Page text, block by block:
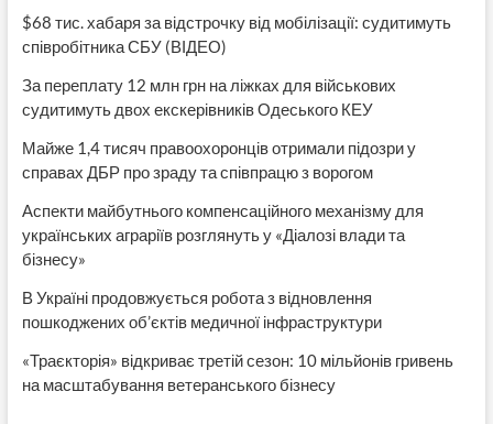
$68 тис. хабаря за відстрочку від мобілізації: судитимуть
співробітника СБУ (ВІДЕО)
За переплату 12 млн грн на ліжках для військових
судитимуть двох екскерівників Одеського КЕУ
Майже 1,4 тисяч правоохоронців отримали підозри у
справах ДБР про зраду та співпрацю з ворогом
Аспекти майбутнього компенсаційного механізму для
українських аграріїв розглянуть у «Діалозі влади та
бізнесу»
В Україні продовжується робота з відновлення
пошкоджених об’єктів медичної інфраструктури
«Траєкторія» відкриває третій сезон: 10 мільйонів гривень
на масштабування ветеранського бізнесу